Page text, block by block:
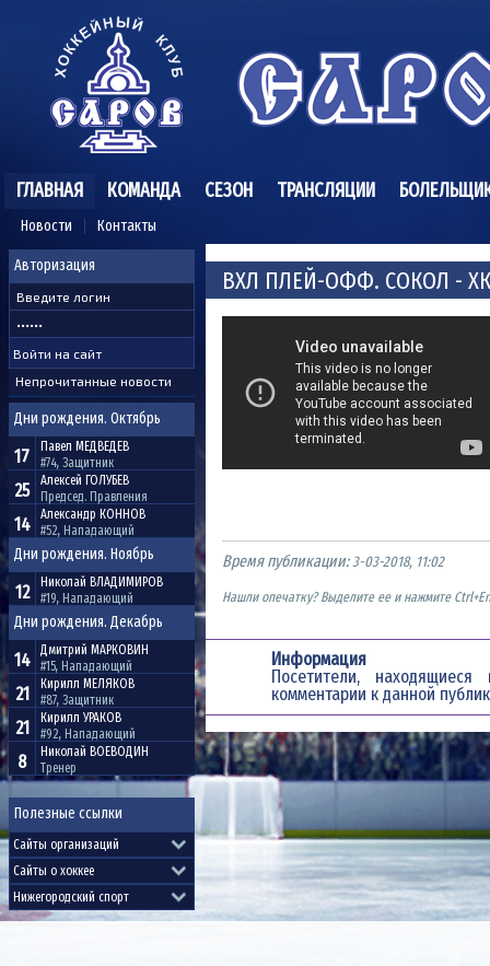
ГЛАВНАЯ
Новости Контакты
КОМАНДА СЕЗОН ТРАНСЛЯЦИИ
Авторизация
Непрочитанные новости
Дни рождения. Октябрь
17 Павел МЕДВЕДЕВ
#74, Защитник
25 Алексей ГОЛУБЕВ
Председ. Правления
14 Александр КОННОВ
#52, Нападающий
Дни рождения. Ноябрь
12 Николай ВЛАДИМИРОВ
#19, Нападающий
Дни рождения. Декабрь
14 Дмитрий МАРКОВИН
#15, Нападающий
21 Кирилл МЕЛЯКОВ
#87, Защитник
21 Кирилл УРАКОВ
#92, Нападающий
8 Николай ВОЕВОДИН
Тренер
Полезные ссылки
ВХЛ ПЛЕЙ-ОФФ. СОКОЛ - ХК
Время публикации:3-03-2018, 11:02
Нашли опечатку? Выделите ее и нажмите
Информация
Посетители,
комментарии к данной